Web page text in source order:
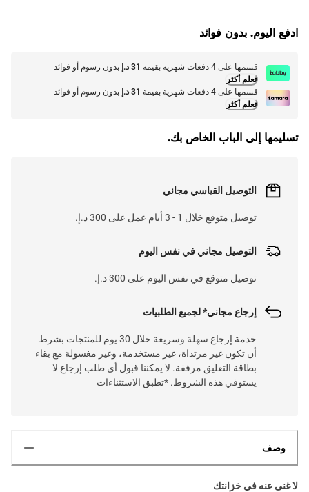
ادفع اليوم. بدون فوائد
قسمها على 4 دفعات شهرية بقيمة 31 د.إ
بدون رسوم أو فوائد
تعلم أكثر
قسمها على 4 دفعات شهرية بقيمة
31 د.إ
بدون رسوم أو فوائد
تعلم أكثر
تسليمها إلى الباب الخاص بك.
التوصيل القياسي مجاني
توصيل متوقع خلال 1 - 3 أيام عمل على 300 د.إ.
التوصيل مجاني في نفس اليوم
توصيل متوقع في نفس اليوم على 300 د.إ.
إرجاع مجاني* لجميع الطلبيات
خدمة إرجاع سهلة وسريعة خلال 30 يوم للمنتجات بشرط
أن تكون غير مرتداة، غير مستخدمة، وغير مغسولة مع بقاء
بطاقة التعليق مرفقة. لا يمكننا قبول أي طلب إرجاع لا
يستوفي هذه الشروط. *تطبق الاستثناءات
وصف
لا غنى عنه في خزانتك